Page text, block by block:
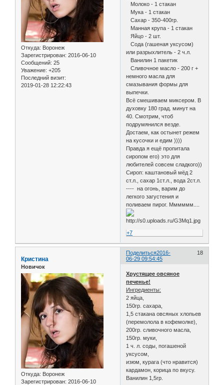
Откуда: Воронеж
Зарегистрирован: 2016-06-10
Сообщений: 25
Уважение: +205
Последний визит:
2019-01-28 12:22:43
Молоко - 1 стакан
Мука - 1 стакан
Сахар - 350-400гр.
Манная крупа - 1 стакан
Яйцо - 2 шт.
Сода (гашеная уксусом)
или разрыхлитель - 2 ч.л.
Ванилин 1 пакетик
Сливочное масло - 200 г +
немного масла для
смазывания формы для
выпечки.
Всё смешиваем миксером. В
духовку 180 град. минут на
40. Смотрим, чтоб
подрумянился везде.
Достаем, как остынет режем
на кусочки и едим ))))
Правда я ещё пропитала
сиропом его) это для
любителей совсем сладкого))
Сироп: каштановый мёд 2
ст.л., сахар 1ст.л., вода 2ст.л.
---- на огонь, варим до
легкого загустения и
поливаем пирог. Мммммм....
+7
Поделиться 18
2016-
06-29 09:54:45
Кристина
Новичок
Откуда: Воронеж
Зарегистрирован: 2016-06-10
Хрустящее овсяное
печенье!
Ингредиенты:
2 яйца,
150гр. сахара,
1,5 стакана овсяных хлопьев
(перемолола в кофемолке),
200гр. сливочного масла,
150гр. муки,
1 ч. л. соды, погашеной
уксусом,
изюм, курага (что нравится)
кардамон, корица по вкусу.
Ванилин 1,5гр.